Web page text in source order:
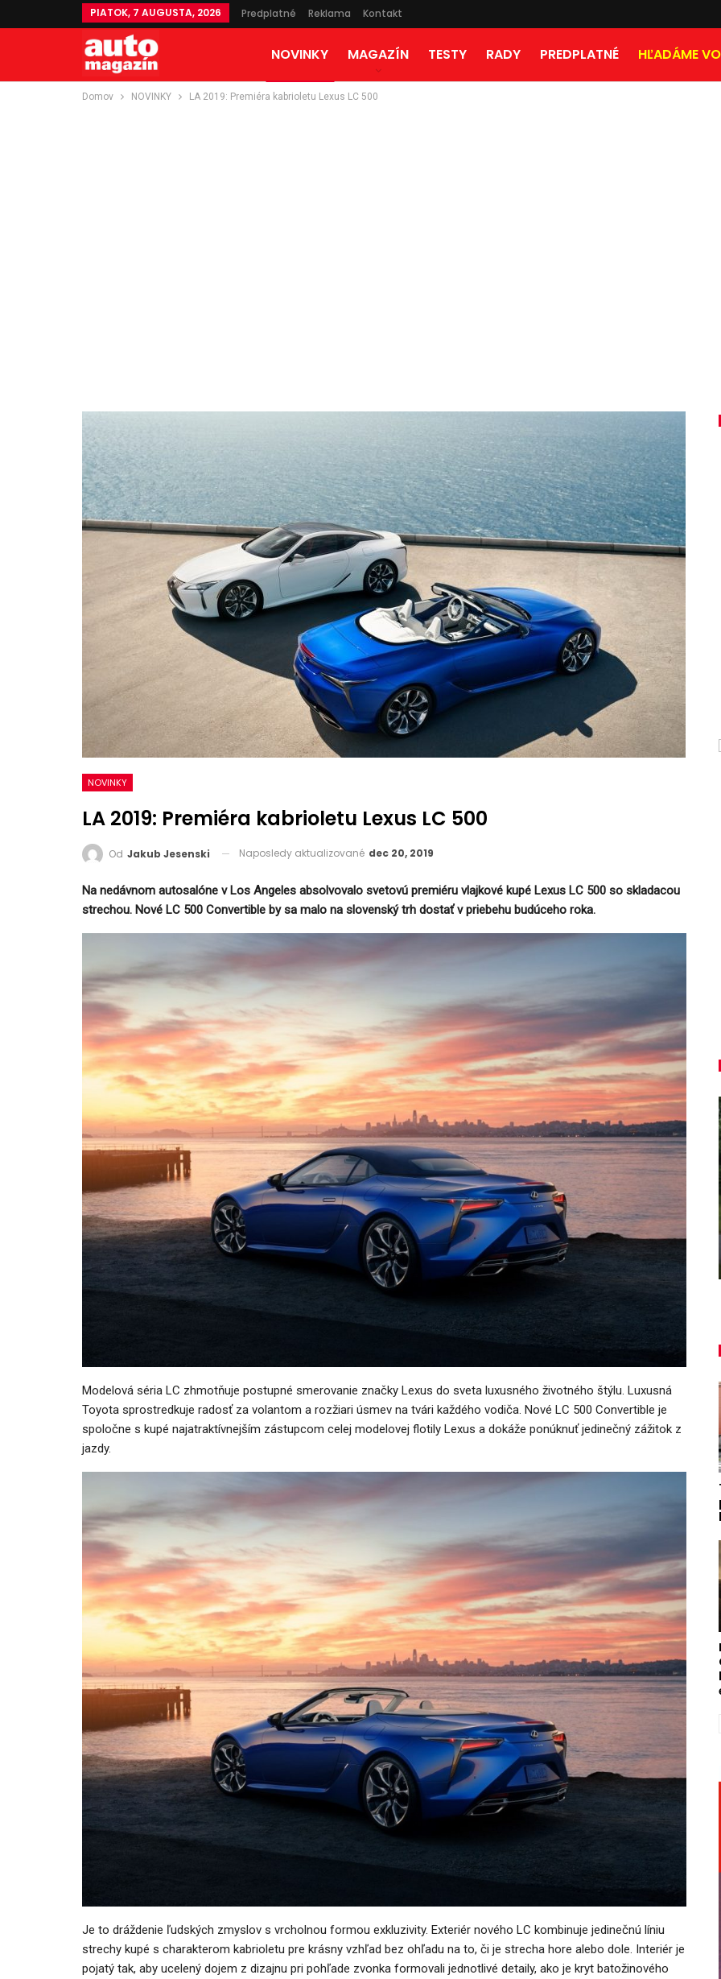
PIATOK, 7 AUGUSTA, 2026 Predplatné Reklama Kontakt
NOVINKY MAGAZÍN TESTY RADY PREDPLATNÉ HĽADÁME
Domov NOVINKY LA 2019: Premiéra kabrioletu Lexus LC 500
NOVINKY
LA 2019: Premiéra kabrioletu Lexus LC 500
Od Jakub Jesenski Naposledy aktualizované dec 20, 2019
Na nedávnom autosalóne v Los Angeles absolvovalo svetovú premiéru vlajkové kupé Lexus LC 500 so skladacou
strechou. Nové LC 500 Convertible by sa malo na slovenský trh dostať v priebehu budúceho roka.
Modelová séria LC zhmotňuje postupné smerovanie značky Lexus do sveta luxusného životného štýlu. Luxusná
Toyota sprostredkuje radosť za volantom a rozžiari úsmev na tvári každého vodiča. Nové LC 500 Convertible je
spoločne s kupé najatraktívnejším zástupcom celej modelovej flotily Lexus a dokáže ponúknuť jedinečný zážitok z
jazdy.
Je to dráždenie ľudských zmyslov s vrcholnou formou exkluzivity. Exteriér nového LC kombinuje jedinečnú líniu
strechy kupé s charakterom kabrioletu pre krásny vzhľad bez ohľadu na to, či je strecha hore alebo dole. Interiér je
pojatý tak, aby ucelený dojem z dizajnu pri pohľade zvonka formovali jednotlivé detaily, ako je kryt batožinového
AUTO TESTY
TEST: Lexus UX sa pomaly lúči,
oplatí sa kúpiť ešte…
Peter varga aug 7, 2026 0
TEST: Dacia Duster hybrid-G 150
4×4 – Trojitý útok
Daniel Balucha aug 6, 2026